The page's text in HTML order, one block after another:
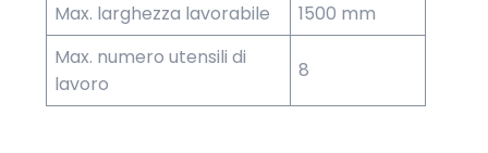
Max. larghezza lavorabile
1500 mm
Max. numero utensili di
lavoro
8